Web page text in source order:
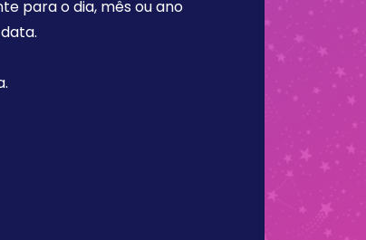
para o dia, mês ou ano